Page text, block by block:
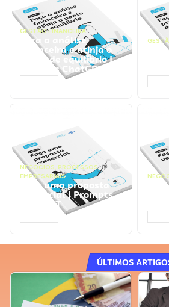
GESTÃO FINANCEIRA
Faça a análise
financeira e atinja o
ponto de equilíbrio |
Prompts ChatGPT
NEGÓCIOS, PROCESSOS
EMPRESARIAIS
Faça uma proposta
comercial | Prompts
ChatGPT
ÚLTIMOS